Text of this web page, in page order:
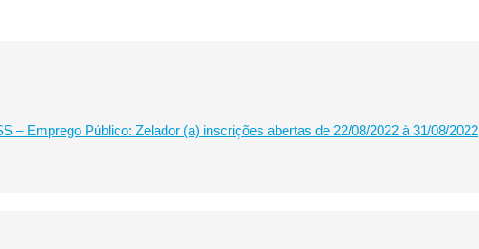
– Emprego Público: Zelador (a) inscrições abertas de 22/08/2022 à 31/08/2022